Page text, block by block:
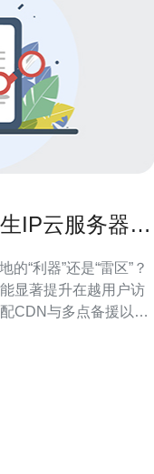
IP云服务器
“利器”还是“雷区”？
显著提升在越用户访
CDN与多点备援以稳
估，签订严格的SLA